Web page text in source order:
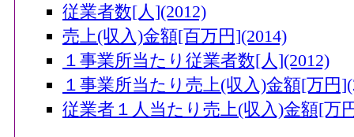
従業者数[人](2012)
売上(収入)金額[百万円](2014)
１事業所当たり従業者数[人](2012)
１事業所当たり売上(収入)金額[万円
従業者１人当たり売上(収入)金額[万